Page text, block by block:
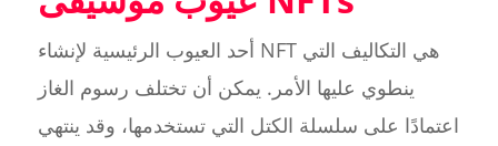
أحد العيوب الرئيسية لإنشاء NFT هي التكاليف التي
ينطوي عليها الأمر. يمكن أن تختلف رسوم الغاز
اعتمادًا على سلسلة الكتل التي تستخدمها، وقد ينتهي